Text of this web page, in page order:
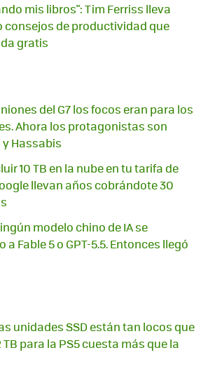
mis libros": Tim Ferriss lleva
consejos de productividad que
gratis
del G7 los focos eran para los
Ahora los protagonistas son
Hassabis
10 TB en la nube en tu tarifa de
llevan años cobrándote 30
modelo chino de IA se
Fable 5 o GPT-5.5. Entonces llegó
unidades SSD están tan locos que
para la PS5 cuesta más que la